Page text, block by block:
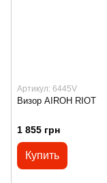
Артикул: 6445V
Визор AIROH RIOT
1 855 грн
Купить